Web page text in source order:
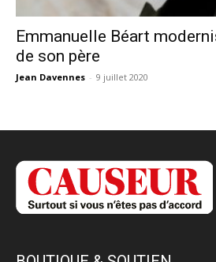
Emmanuelle Béart
de son père
Jean Davennes - 9 juillet 2020